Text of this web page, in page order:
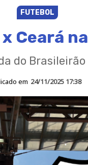
FUTEBOL
Ceará
do
em 24/11/2025 17:38